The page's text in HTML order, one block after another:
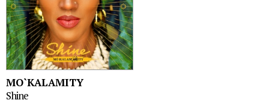
MO`KALAMITY
Shine